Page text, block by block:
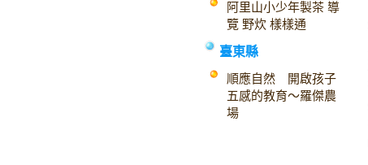
阿里山小少年製茶 導
覽 野炊 樣樣通
臺東縣
順應自然 開啟孩子
五感的教育～羅傑農
場